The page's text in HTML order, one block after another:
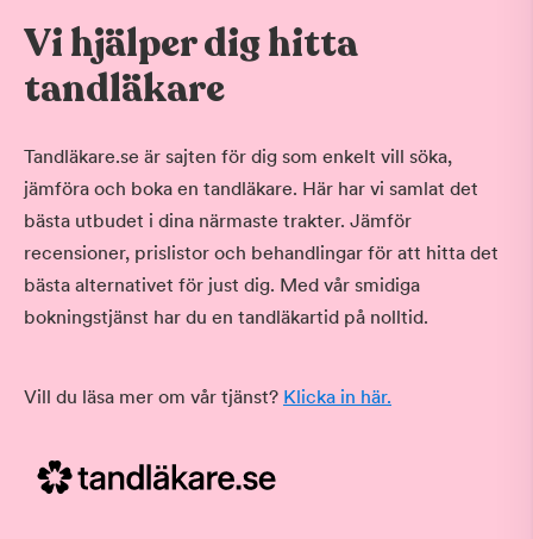
Vi hjälper dig hitta
tandläkare
Tandläkare.se är sajten för dig som enkelt vill söka,
jämföra och boka en tandläkare. Här har vi samlat det
bästa utbudet i dina närmaste trakter. Jämför
recensioner, prislistor och behandlingar för att hitta det
bästa alternativet för just dig. Med vår smidiga
bokningstjänst har du en tandläkartid på nolltid.
Vill du läsa mer om vår tjänst? Klicka in här.